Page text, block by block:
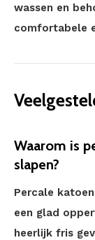
wassen en
comfortabele
Waarom is
slapen?
Percale
een glad
heerlijk fris